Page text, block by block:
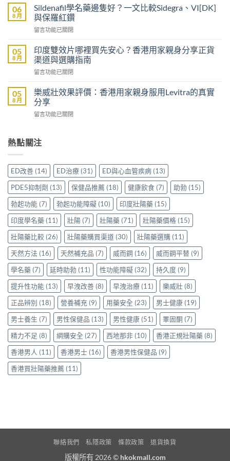
以
買
到
威
鋼
嗎？
港
士
購
買
讀
的
意
事
項〉
中
威
大
樂
威
評
價：
雙
效
勃
加
時
香
家
真
實
使
用
心
得〉
中
06
8 月
Sildenafil學名藥邊隻好？一文比較Sidegra、VI[DK]
與保羅紅鑽
在
學
名
藥
邊
好？
一
文
比
VI[DK]
羅
紅
鑽〉
中
留言功能已關閉
05
8 月
印度雙效片哪裡買先安心？香港用家親身分享正貨
渠道與選購指南
在
度
雙
效
片
買
心？
香
港
用
家
親
身
分
享
正
貨
渠
道
與
選
購
指
南〉
中
留言功能已關閉
05
8 月
樂威壯效果評價：香港用家親身服用Levitra的真實
分享
在
壯
效
評
價：
香
港
用
家
親
身
服
用
Levitra
的
真
實
分
享〉
中
留言功能已關閉
熱點關注
ED改善 (14) ED治療 (31) ED與心血管疾病 (13)
PDE5抑制劑 (13) 保健品推薦 (18) 健康飲食 (7) 助勃 (15)
勃起功能 (7) 勃起功能障礙 (10) 印度壯陽藥 (15)
印度學名藥 (11) 壯陽 (7) 壯陽藥 (71) 壯陽藥價格 (15)
壯陽藥比較 (26) 壯陽藥購買渠道 (30) 壯陽藥選購 (11)
天然方法 (16) 天然補充品 (7) 威而鋼 (16) 威而鋼平替 (9)
學名藥 (7) 延時助勃 (11) 性功能障礙 (32) 持久度 (9)
提升性功能 (13) 早洩改善 (8) 早洩治療 (11) 樂威壯 (8)
正品辨別 (18) 營養補充 (9) 用藥安全 (23) 男士健康 (19)
男士養生 (7) 男性保健品 (13) 男性健康 (51) 睪固酮 (7)
精力不足 (8) 網購安全 (27) 西地那非 (10) 香港正規壯陽藥 (8)
香港男人 (11) 香港男士 (16) 香港男性保健品 (9)
香港買壯陽藥推薦 (11)
聯絡我們 私隱政策 條款政策 退貨換貨
版權所有 2026 © hkokmall.com